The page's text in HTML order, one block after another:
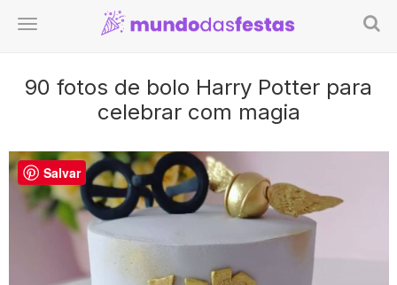
90 fotos de bolo Harry Potter para
celebrar com magia
Salvar